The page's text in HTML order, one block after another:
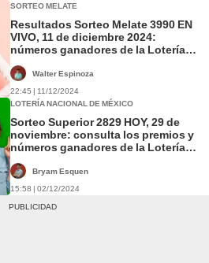
SORTEO MELATE
Resultados Sorteo Melate 3990 EN
VIVO, 11 de diciembre 2024:
números ganadores de la Lotería
Walter Espinoza
22:45 | 11/12/2024
LOTERÍA NACIONAL DE MÉXICO
Sorteo Superior 2829 HOY, 29 de
noviembre: consulta los premios y
números ganadores de la Lotería
Bryam Esquen
15:58 | 02/12/2024